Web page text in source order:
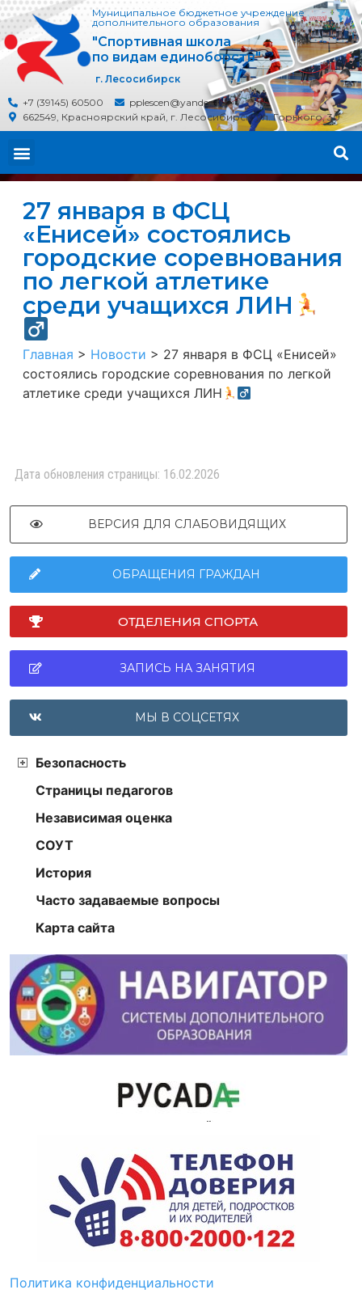
Муниципальное бюджетное учреждение
дополнительного образования
"Спортивная школа
по видам единоборств"
г. Лесосибирск
+7 (39145) 60500
pplescen@yandex.ru
662549, Красноярский край, г. Лесосибирск, ул. Горького, 30
27 января в ФСЦ
«Енисей» состоялись
городские соревнования
по легкой атлетике
среди учащихся ЛИН
Главная > Новости > 27 января в ФСЦ «Енисей»
состоялись городские соревнования по легкой
атлетике среди учащихся ЛИН
Дата обновления страницы: 16.02.2026
ВЕРСИЯ ДЛЯ СЛАБОВИДЯЩИХ
ОБРАЩЕНИЯ ГРАЖДАН
ОТДЕЛЕНИЯ СПОРТА
ЗАПИСЬ НА ЗАНЯТИЯ
МЫ В СОЦСЕТЯХ
Безопасность
Страницы педагогов
Независимая оценка
СОУТ
История
Часто задаваемые вопросы
Карта сайта
Политика конфиденциальности